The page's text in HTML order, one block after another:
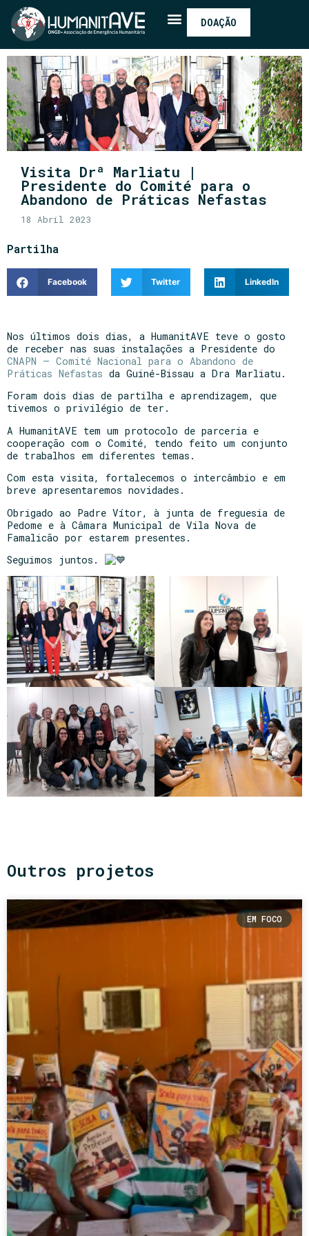
DOAÇÃO
Visita Drª Marliatu |
Presidente do Comité para o
Abandono de Práticas Nefastas
18 Abril 2023
Partilha
Facebook Twitter LinkedIn
Nos últimos dois dias, a HumanitAVE teve o gosto
de receber nas suas instalações a Presidente do
CNAPN – Comité Nacional para o Abandono de
Práticas Nefastas da Guiné-Bissau a Dra Marliatu.
Foram dois dias de partilha e aprendizagem, que
tivemos o privilégio de ter.
A HumanitAVE tem um protocolo de parceria e
cooperação com o Comité, tendo feito um conjunto
de trabalhos em diferentes temas.
Com esta visita, fortalecemos o intercâmbio e em
breve apresentaremos novidades.
Obrigado ao Padre Vítor, à junta de freguesia de
Pedome e à Câmara Municipal de Vila Nova de
Famalicão por estarem presentes.
Seguimos juntos.
Outros projetos
EM FOCO